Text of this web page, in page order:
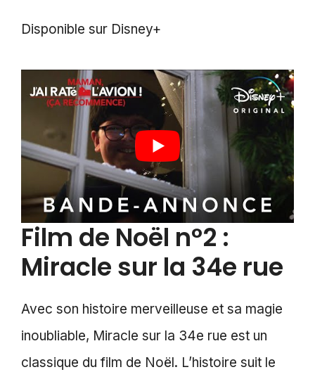
Disponible sur Disney+
Film de Noël n°2 :
Miracle sur la 34e rue
Avec son histoire merveilleuse et sa magie
inoubliable, Miracle sur la 34e rue est un
classique du film de Noël. L’histoire suit le